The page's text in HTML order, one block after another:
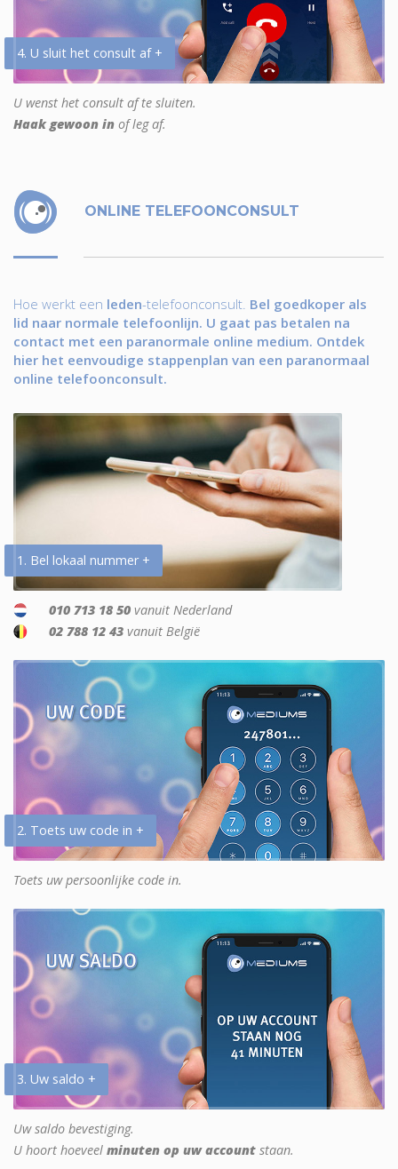
4. U sluit het consult af +
U wenst het consult af te sluiten.
Haak gewoon in of leg af.
ONLINE TELEFOONCONSULT
Hoe werkt een leden-telefoonconsult. Bel goedkoper als
lid naar normale telefoonlijn. U gaat pas betalen na
contact met een paranormale online medium. Ontdek
hier het eenvoudige stappenplan van een paranormaal
online telefoonconsult.
1. Bel lokaal nummer +
010 713 18 50 vanuit Nederland
02 788 12 43 vanuit België
2. Toets uw code in +
Toets uw persoonlijke code in.
3. Uw saldo +
Uw saldo bevestiging.
U hoort hoeveel minuten op uw account staan.